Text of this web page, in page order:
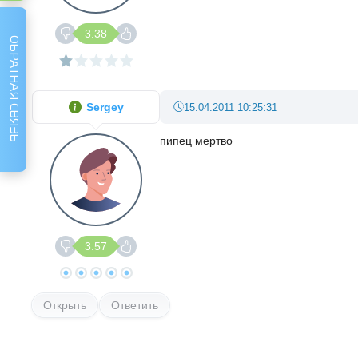
3.38
15.04.2011 10:25:31
пипец мертво
Sergey
3.57
Открыть Ответить
ОБРАТНАЯ СВЯЗЬ